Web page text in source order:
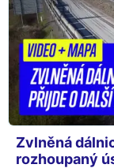
Zvlněná
rozhoupaný